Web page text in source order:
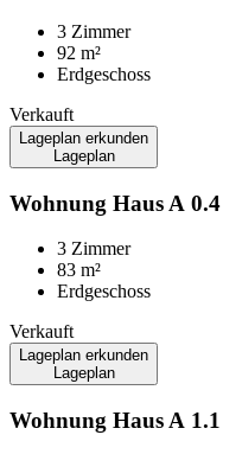
3 Zimmer
92 m²
Erdgeschoss
Verkauft
Lageplan erkunden
Lageplan
Wohnung Haus A 0.4
3 Zimmer
83 m²
Erdgeschoss
Verkauft
Lageplan erkunden
Lageplan
Wohnung Haus A 1.1